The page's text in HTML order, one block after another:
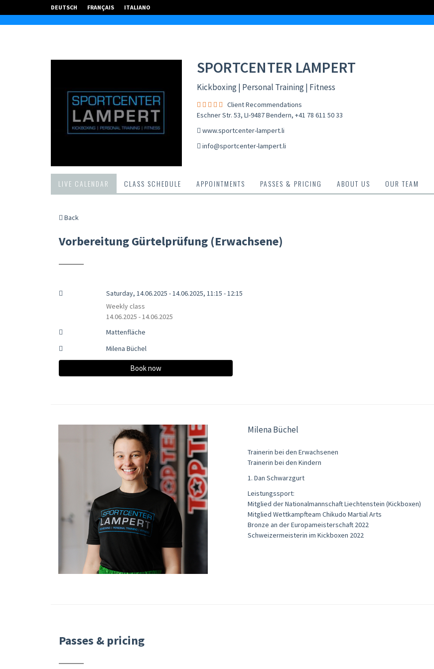
DEUTSCH FRANÇAIS ITALIANO
SPORTCENTER LAMPERT
Kickboxing | Personal Training | Fitness
Client Recommendations
Eschner Str. 53, LI-9487 Bendern, +41 78 611 50 33
www.sportcenter-lampert.li
info@sportcenter-lampert.li
LIVE CALENDAR CLASS SCHEDULE APPOINTMENTS PASSES & PRICING ABOUT US OUR TEAM
Back
Vorbereitung Gürtelprüfung (Erwachsene)
Saturday, 14.06.2025 - 14.06.2025, 11:15 - 12:15
Weekly class
14.06.2025 - 14.06.2025
Mattenfläche
Milena Büchel
Book now
Milena Büchel
Trainerin bei den Erwachsenen
Trainerin bei den Kindern
1. Dan Schwarzgurt
Leistungssport:
Mitglied der Nationalmannschaft Liechtenstein (Kickboxen)
Mitglied Wettkampfteam Chikudo Martial Arts
Bronze an der Europameisterschaft 2022
Schweizermeisterin im Kickboxen 2022
Passes & pricing